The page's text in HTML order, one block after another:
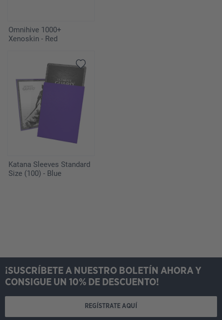
Omnihive 1000+
Xenoskin - Red
Katana Sleeves Standard
Size (100) - Blue
¡SUSCRÍBETE A NUESTRO BOLETÍN AHORA Y
CONSIGUE UN 10% DE DESCUENTO!
REGÍSTRATE AQUÍ